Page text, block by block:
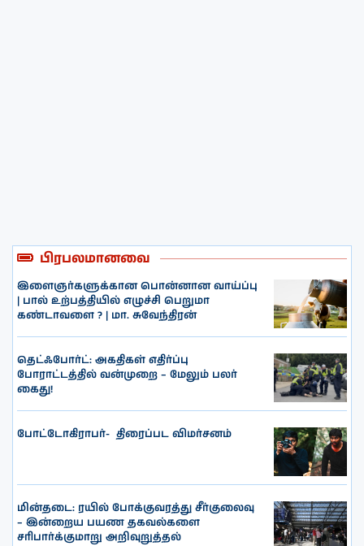
பிரபலமானவை
இளைஞர்களுக்கான பொன்னான வாய்ப்பு
| பால் உற்பத்தியில் எழுச்சி பெறுமா
கண்டாவளை ? | மா. சுவேந்திரன்
தெட்ஃபோர்ட்: அகதிகள் எதிர்ப்பு
போராட்டத்தில் வன்முறை – மேலும் பலர்
கைது!
போட்டோகிராபர்- ‌ திரைப்பட விமர்சனம்
மின்தடை: ரயில் போக்குவரத்து சீர்குலைவு
– இன்றைய பயண தகவல்களை
சரிபார்க்குமாறு அறிவுறுத்தல்